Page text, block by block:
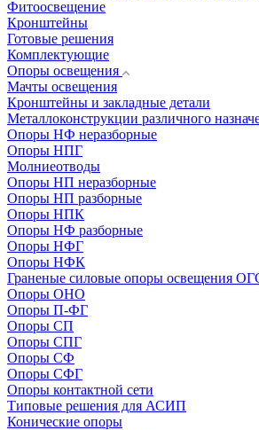
Фитоосвещение
Кронштейны
Готовые решения
Комплектующие
Опоры освещения
Мачты освещения
Кронштейны и закладные детали
Металлоконструкции различного
Опоры НФ неразборные
Опоры НПГ
Молниеотводы
Опоры НП неразборные
Опоры НП разборные
Опоры НПК
Опоры НФ разборные
Опоры НФГ
Опоры НФК
Граненые силовые опоры освещения
Опоры ОНО
Опоры П-ФГ
Опоры СП
Опоры СПГ
Опоры СФ
Опоры СФГ
Опоры контактной сети
Типовые решения для АСИП
Конические опоры